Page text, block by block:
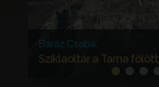
Baráz Csaba:
Sziklaoltár a Tarna fölött